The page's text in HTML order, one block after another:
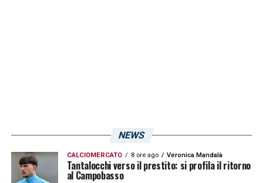
NEWS
CALCIOMERCATO 8 ore ago Veronica Mandalà
Tantalocchi verso il prestito: si profila il ritorno
al Campobasso